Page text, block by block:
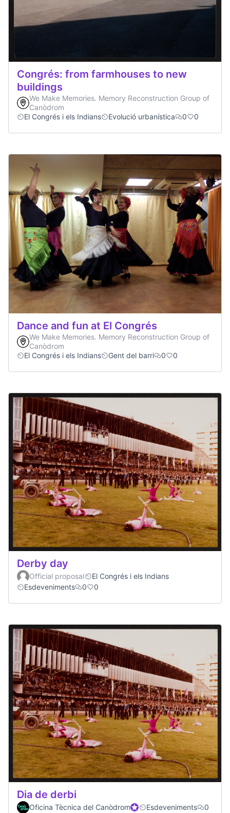
Congrés: from farmhouses to new
buildings
We Make Memories. Memory Reconstruction Group of
Canòdrom
El Congrés i els Indians
Evolució urbanística 0 0
Dance and fun at El Congrés
We Make Memories. Memory Reconstruction Group of
Canòdrom
El Congrés i els Indians
Gent del barri 0 0
Derby day
Official proposal
El Congrés i els Indians
Esdeveniments
0 0
Dia de derbi
Oficina Tècnica del CanòdromOfficial participant
Esdeveniments
0